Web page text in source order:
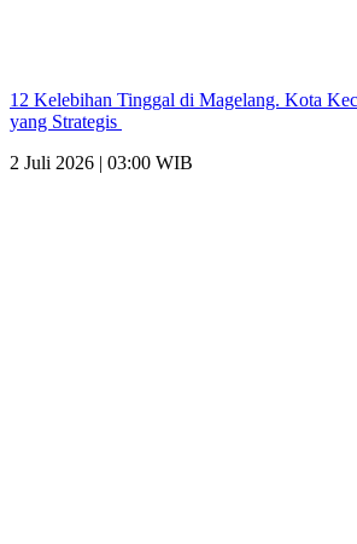
12 Kelebihan Tinggal di Magelang. Kota
yang Strategis
2 Juli 2026 | 03:00 WIB